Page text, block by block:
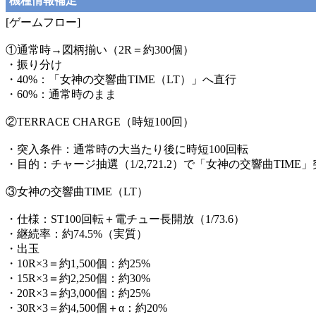
[ゲームフロー]
①通常時→図柄揃い（2R＝約300個）
・振り分け
・40%：「女神の交響曲TIME（LT）」へ直行
・60%：通常時のまま
②TERRACE CHARGE（時短100回）
・突入条件：通常時の大当たり後に時短100回転
・目的：チャージ抽選（1/2,721.2）で「女神の交響曲TIME
③女神の交響曲TIME（LT）
・仕様：ST100回転＋電チュー長開放（1/73.6）
・継続率：約74.5%（実質）
・出玉
・10R×3＝約1,500個：約25%
・15R×3＝約2,250個：約30%
・20R×3＝約3,000個：約25%
・30R×3＝約4,500個＋α：約20%